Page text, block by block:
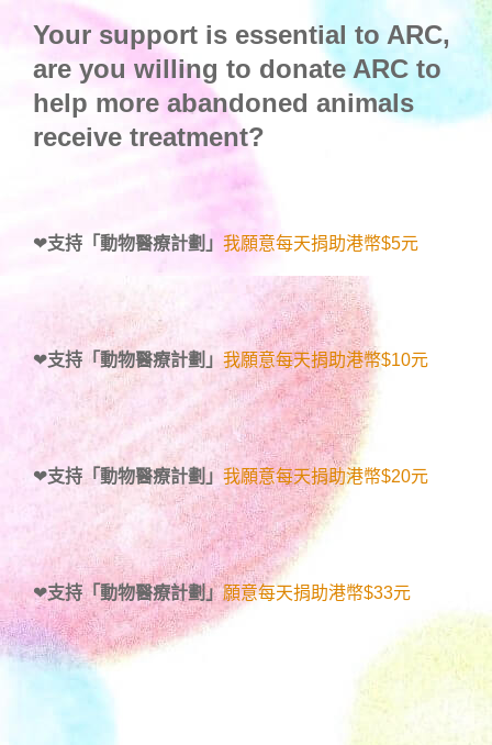
Your support is essential to ARC,
are you willing to donate ARC to
help more abandoned animals
receive treatment?
❤支持「動物醫療計劃」 我願意每天捐助港幣$5元
❤支持「動物醫療計劃」 我願意每天捐助港幣$10元
❤支持「動物醫療計劃」 我願意每天捐助港幣$20元
❤支持「動物醫療計劃」願意每天捐助港幣$33元